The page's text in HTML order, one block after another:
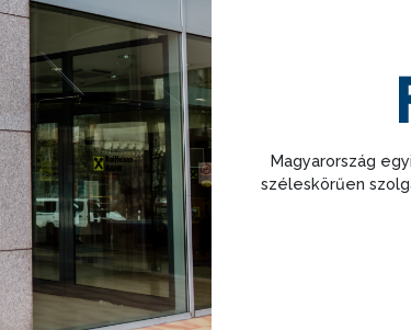
Magyarország
széleskörűen